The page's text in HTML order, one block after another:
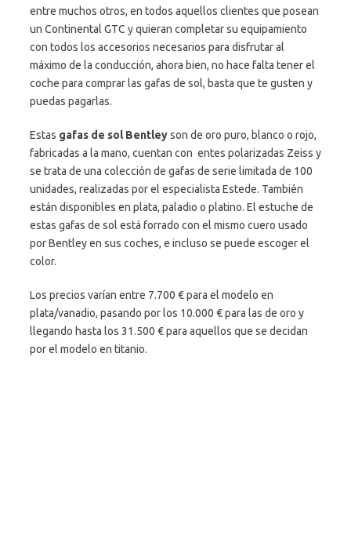
entre muchos otros, en todos aquellos clientes que posean
un Continental GTC y quieran completar su equipamiento
con todos los accesorios necesarios para disfrutar al
máximo de la conducción, ahora bien, no hace falta tener el
coche para comprar las gafas de sol, basta que te gusten y
puedas pagarlas.
Estas gafas de sol Bentleyson de oro puro, blanco o rojo,
fabricadas a la mano, cuentan con entes polarizadas Zeiss y
se trata de una colección de gafas de serie limitada de 100
unidades, realizadas por el especialista Estede. También
están disponibles en plata, paladio o platino. El estuche de
estas gafas de sol está forrado con el mismo cuero usado
por Bentley en sus coches, e incluso se puede escoger el
color.
Los precios varían entre 7.700 € para el modelo en
plata/vanadio, pasando por los 10.000 € para las de oro y
llegando hasta los 31.500 € para aquellos que se decidan
por el modelo en titanio.